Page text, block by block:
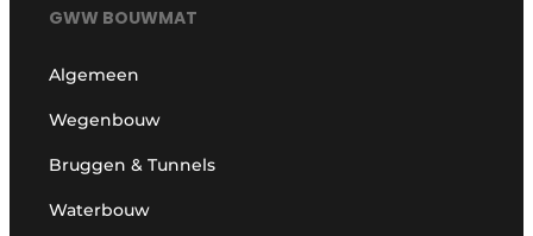
GWW BOUWMAT
Algemeen
Wegenbouw
Bruggen & Tunnels
Waterbouw